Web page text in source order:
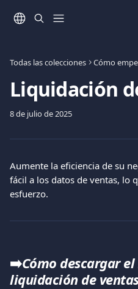
Todas las colecciones Cómo
Liquidación
8 de julio de 2025
Aumente la eficiencia de su
fácil a los datos de ventas, lo
esfuerzo.
➡️Cómo descargar
liquidación de